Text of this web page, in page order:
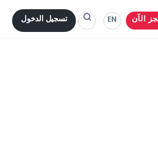
الآن EN تسجيل الدخول